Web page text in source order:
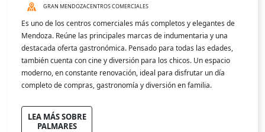
GRAN MENDOZACENTROS COMERCIALES
Es uno de los centros comerciales más completos y elegantes de
Mendoza. Reúne las principales marcas de indumentaria y una
destacada oferta gastronómica. Pensado para todas las edades,
también cuenta con cine y diversión para los chicos. Un espacio
moderno, en constante renovación, ideal para disfrutar un día
completo de compras, gastronomía y diversión en familia.
LEA MÁS SOBRE
PALMARES